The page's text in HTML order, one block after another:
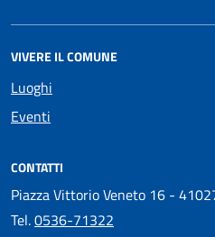
VIVERE IL COMUNE
Luoghi
Eventi
CONTATTI
Piazza Vittorio Veneto 16 -
Tel.0536-71322